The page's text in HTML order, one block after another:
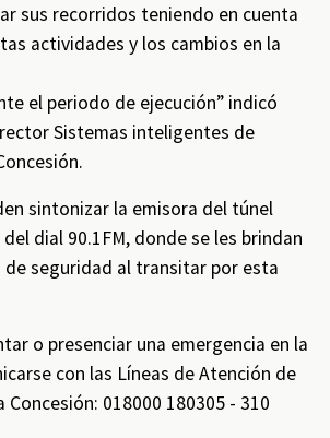
sus recorridos teniendo en cuenta
actividades y los cambios en la
el periodo de ejecución” indicó
Sistemas inteligentes de
sintonizar la emisora del túnel
dial 90.1FM, donde se les brindan
de seguridad al transitar por esta
o presenciar una emergencia en la
con las Líneas de Atención de
Concesión: 018000 180305 - 310